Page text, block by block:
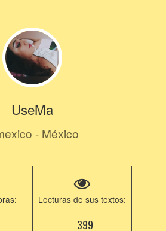
UseMa
- México
Lecturas de sus textos:
399